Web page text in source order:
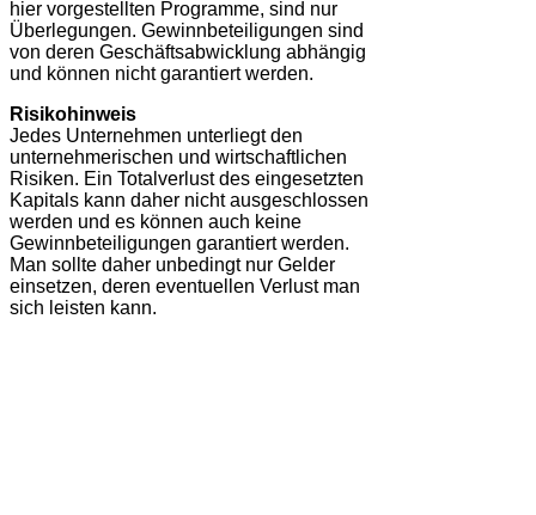
hier vorgestellten Programme, sind nur
Überlegungen. Gewinnbeteiligungen sind
von deren Geschäftsabwicklung abhängig
und können nicht garantiert werden.
Risikohinweis
Jedes Unternehmen unterliegt den
unternehmerischen und wirtschaftlichen
Risiken. Ein Totalverlust des eingesetzten
Kapitals kann daher nicht ausgeschlossen
werden und es können auch keine
Gewinnbeteiligungen garantiert werden.
Man sollte daher unbedingt nur Gelder
einsetzen, deren eventuellen Verlust man
sich leisten kann.